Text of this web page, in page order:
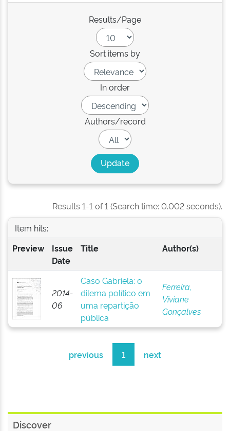
Results/Page
Sort items by
In order
Authors/record
Results 1-1 of 1 (Search time: 0.002 seconds).
Item hits:
Preview
Issue
Date
Title Author(s)
2014-
06
Caso Gabriela: o
dilema político em
uma repartição
pública
Ferreira,
Viviane
Gonçalves
previous 1 next
Discover